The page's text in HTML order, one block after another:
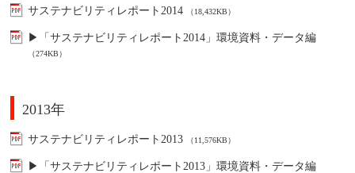
サステナビリティレポート2014 （18,432KB）
▶「サステナビリティレポート2014」環境資料・データ編
（274KB）
2013年
サステナビリティレポート2013 （11,576KB）
▶「サステナビリティレポート2013」環境資料・データ編